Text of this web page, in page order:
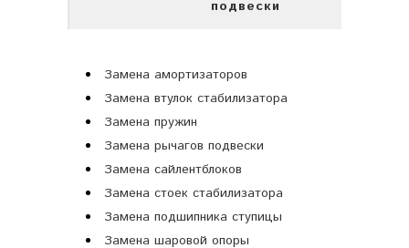
подвески
Замена амортизаторов
Замена втулок стабилизатора
Замена пружин
Замена рычагов подвески
Замена сайлентблоков
Замена стоек стабилизатора
Замена подшипника ступицы
Замена шаровой опоры